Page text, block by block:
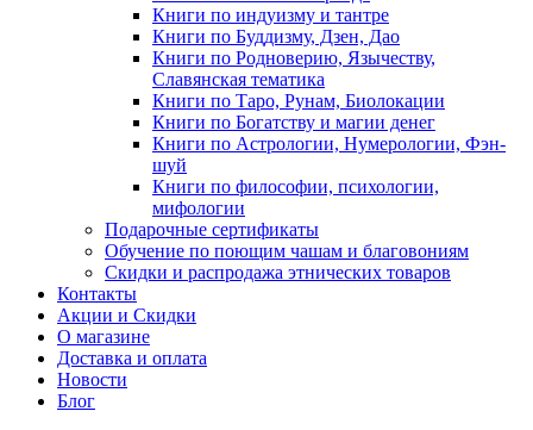
Книги по индуизму и тантре
Книги по Буддизму, Дзен, Дао
Книги по Родноверию, Язычеству,
Славянская тематика
Книги по Таро, Рунам, Биолокации
Книги по Богатству и магии денег
Книги по Астрологии, Нумерологии, Фэн-
шуй
Книги по философии, психологии,
мифологии
Подарочные сертификаты
Обучение по поющим чашам и благовониям
Скидки и распродажа этнических товаров
Контакты
Акции и Скидки
О магазине
Доставка и оплата
Новости
Блог